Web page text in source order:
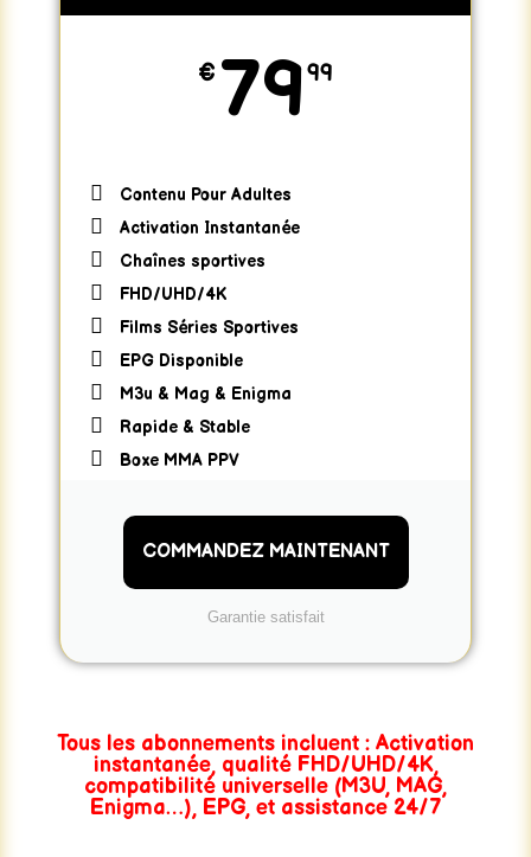
€ 7999
Contenu Pour Adultes
Activation Instantanée
Chaînes sportives
FHD/UHD/4K
Films Séries Sportives
EPG Disponible
M3u & Mag & Enigma
Rapide & Stable
Boxe MMA PPV
COMMANDEZ MAINTENANT
Garantie satisfait
Tous les abonnements incluent : Activation
instantanée, qualité FHD/UHD/4K,
compatibilité universelle (M3U, MAG,
Enigma…), EPG, et assistance 24/7